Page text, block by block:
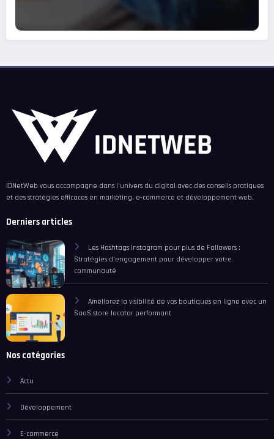
IDNetWeb vous accompagne dans l’univers du digital avec des conseils pratiques
et des stratégies efficaces en marketing, e-commerce et développement web.
Derniers articles
Les Hashtags Instagram pour plus de Followers :
Stratégies d’engagement pour développer votre
communauté
Améliorez la visibilité de vos boutiques en ligne avec un
SaaS store locator performant
Nos catégories
Actu
Développement
E-commerce